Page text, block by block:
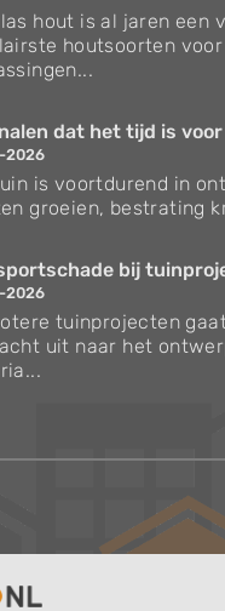
hout is al jaren een
houtsoorten voor
dat het tijd is voor
2026
is voortdurend in
groeien, bestrating
bij
2026
tuinprojecten
uit naar het